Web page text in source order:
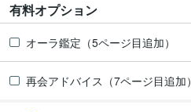
有料オプション
オーラ鑑定（5ページ目追加）
再会アドバイス（7ページ目追加）